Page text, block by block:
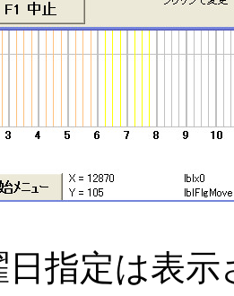
指定は表